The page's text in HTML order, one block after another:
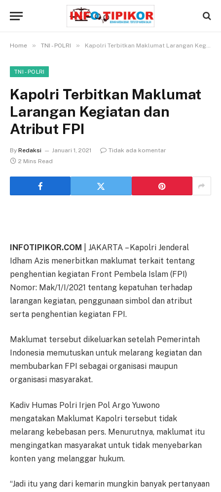
Home » TNI - POLRI » Kapolri Terbitkan Maklumat Larangan Kegiatan dan Atribut FPI
TNI - POLRI
Kapolri Terbitkan Maklumat
Larangan Kegiatan dan
Atribut FPI
By Redaksi Januari 1, 2021
Tidak ada komentar
2 Mins Read
INFOTIPIKOR.COM | JAKARTA – Kapolri Jenderal
Idham Azis menerbitkan maklumat terkait tentang
penghentian kegiatan Front Pembela Islam (FPI)
Nomor: Mak/1/I/2021 tentang kepatuhan terhadap
larangan kegiatan, penggunaan simbol dan atribut
serta penghentian kegiatan FPI.
Maklumat tersebut dikeluarkan setelah Pemerintah
Indonesia memutuskan untuk melarang kegiatan dan
membubarkan FPI sebagai organisasi maupun
organisasi masyarakat.
Kadiv Humas Polri Irjen Pol Argo Yuwono
mengatakan Maklumat Kapolri tersebut tidak
melarang kebebasan pers. Menurutnya, maklumat itu
mengingatkan masyarakat untuk tidak menyebarkan
konten yang melanggar hukum.
“Jadi itu yang dari kemarin mungkin banyak pertanyaan